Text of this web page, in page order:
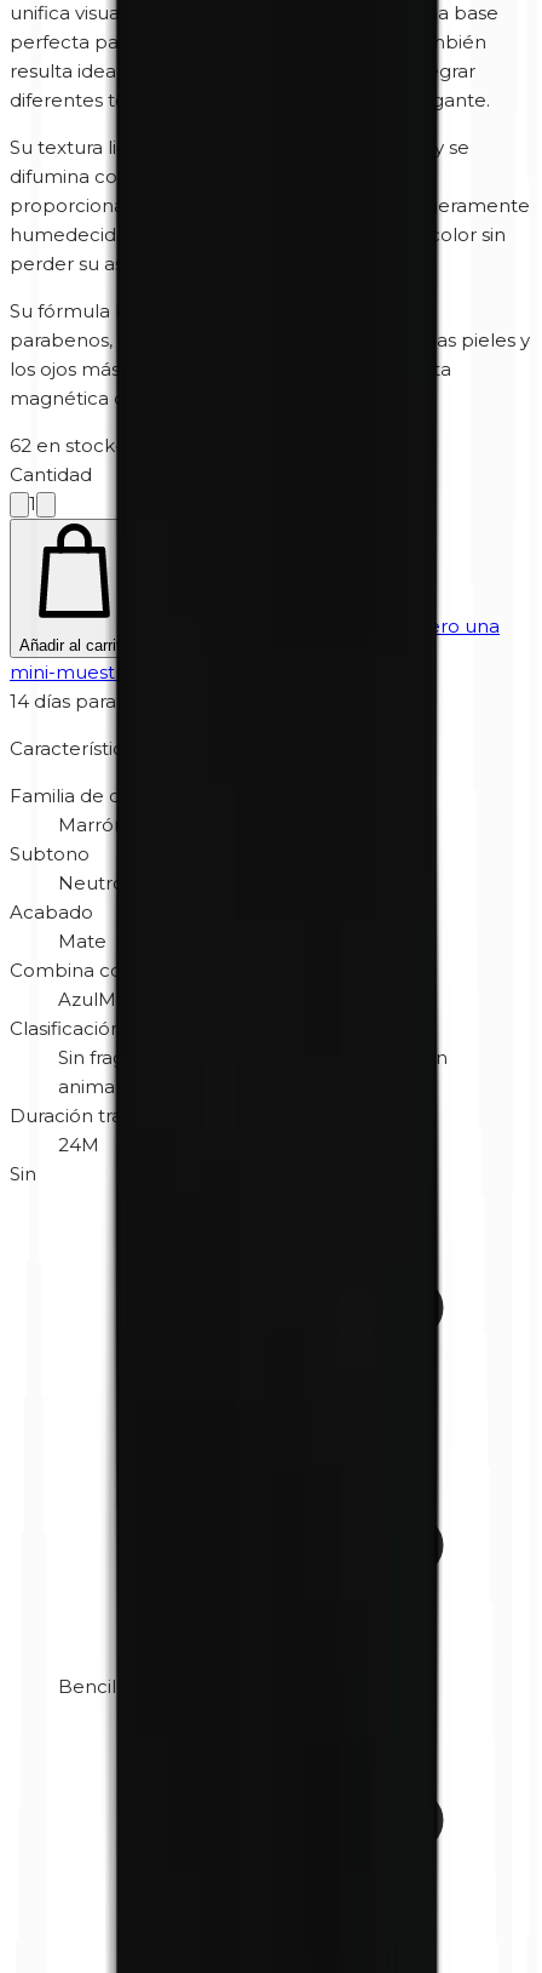
unifica visualmente el párpado y constituye una base
perfecta para cualquier maquillaje de ojos. También
resulta ideal como color de transición para integrar
diferentes tonos con un acabado natural y elegante.
Su textura ligera y sedosa se aplica fácilmente y se
difumina con total suavidad. Aplicada en seco
proporciona un acabado mate muy natural; ligeramente
humedecida ofrece una mayor intensidad de color sin
perder su aspecto sofisticado.
Su fórmula hipoalergénica, libre de perfume y
parabenos, ha sido creada para cuidar incluso las pieles y
los ojos más sensibles. Compatible con la paleta
magnética de Unity Cosmetics.
62 en stock·
Cantidad
1
Añadir al carrito
¿No estás seguro? Prueba primero una
mini-muestra
14 días para devolver
Características
Familia de color
Marrón
Subtono
Neutro
Acabado
Mate
Combina con color de ojos
AzulMarrón
Clasificación
Sin fragancia
No testado en
animales
Duración tras abrir
24M
Sin
Bencilparabenos